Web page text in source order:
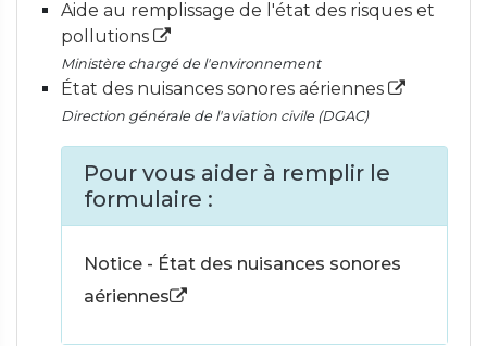
Aide au remplissage de l'état des risques et
pollutions
Ministère chargé de l'environnement
État des nuisances sonores aériennes
Direction générale de l'aviation civile (DGAC)
Pour vous aider à remplir le
formulaire :
Notice - État des nuisances sonores
aériennes